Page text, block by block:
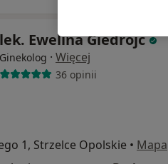
lek. Ewelina Giedrojc
Ginekolog · Więcej
36 opinii
1, Strzelce Opolskie • Mapa